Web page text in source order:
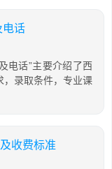
电话
电话”主要介绍了西
，录取条件，专业课
收费标准